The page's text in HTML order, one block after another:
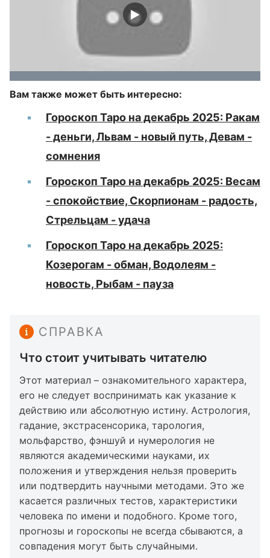
Вам также может быть интересно:
Гороскоп Таро на декабрь 2025: Ракам
- деньги, Львам - новый путь, Девам -
сомнения
Гороскоп Таро на декабрь 2025: Весам
- спокойствие, Скорпионам - радость,
Стрельцам - удача
Гороскоп Таро на декабрь 2025:
Козерогам - обман, Водолеям -
новость, Рыбам - пауза
СПРАВКА
Что стоит учитывать читателю
Этот материал – ознакомительного характера,
его не следует воспринимать как указание к
действию или абсолютную истину. Астрология,
гадание, экстрасенсорика, тарология,
мольфарство, фэншуй и нумерология не
являются академическими науками, их
положения и утверждения нельзя проверить
или подтвердить научными методами. Это же
касается различных тестов, характеристики
человека по имени и подобного. Кроме того,
прогнозы и гороскопы не всегда сбываются, а
совпадения могут быть случайными.